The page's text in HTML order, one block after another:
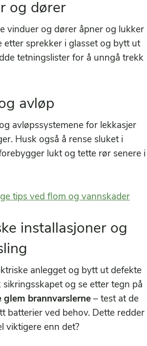
og dører
vinduer og dører åpner og lukker
etter sprekker i glasset og bytt ut
tetningslister for å unngå trekk
avløp
avløpssystemene for lekkasjer
Husk også å rense sluket i
lukt og tette rør senere i
tips ved flom og vannskader
installasjoner og
anlegget og bytt ut defekte
og se etter tegn på
glem brannvarslerne – test at de
batterier ved behov. Dette redder
viktigere enn det?